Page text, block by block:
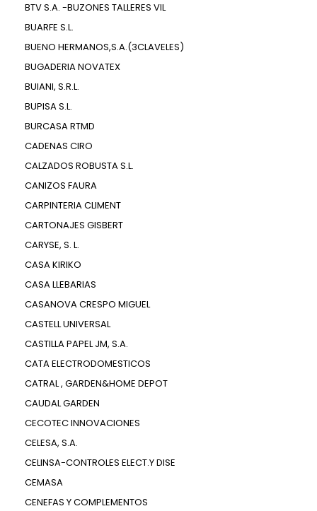
BTV S.A. -BUZONES TALLERES VIL
BUARFE S.L.
BUENO HERMANOS,S.A.(3CLAVELES)
BUGADERIA NOVATEX
BUIANI, S.R.L.
BUPISA S.L.
BURCASA RTMD
CADENAS CIRO
CALZADOS ROBUSTA S.L.
CANIZOS FAURA
CARPINTERIA CLIMENT
CARTONAJES GISBERT
CARYSE, S. L.
CASA KIRIKO
CASA LLEBARIAS
CASANOVA CRESPO MIGUEL
CASTELL UNIVERSAL
CASTILLA PAPEL JM, S.A.
CATA ELECTRODOMESTICOS
CATRAL , GARDEN&HOME DEPOT
CAUDAL GARDEN
CECOTEC INNOVACIONES
CELESA, S.A.
CELINSA-CONTROLES ELECT.Y DISE
CEMASA
CENEFAS Y COMPLEMENTOS